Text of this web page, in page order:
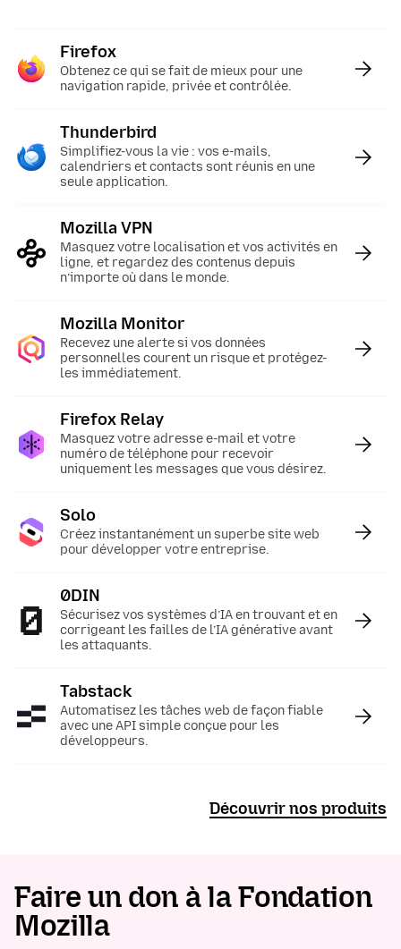
Firefox
Obtenez ce qui se fait de mieux pour une
navigation rapide, privée et contrôlée.
Thunderbird
Simplifiez-vous la vie : vos e-mails,
calendriers et contacts sont réunis en une
seule application.
Mozilla VPN
Masquez votre localisation et vos activités en
ligne, et regardez des contenus depuis
n’importe où dans le monde.
Mozilla Monitor
Recevez une alerte si vos données
personnelles courent un risque et protégez-
les immédiatement.
Firefox Relay
Masquez votre adresse e-mail et votre
numéro de téléphone pour recevoir
uniquement les messages que vous désirez.
Solo
Créez instantanément un superbe site web
pour développer votre entreprise.
0DIN
Sécurisez vos systèmes d’IA en trouvant et en
corrigeant les failles de l’IA générative avant
les attaquants.
Tabstack:
Automatisez les tâches web de façon fiable
avec une API simple conçue pour les
développeurs.
Découvrir nos produits
Faire un don à la Fondation
Mozilla